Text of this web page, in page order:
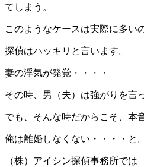
てしまう。
このようなケースは実際に多い
探偵はハッキリと言います。
妻の浮気が発覚・・・・
その時、男（夫）は強がりを言
でも、そんな時だからこそ、本
俺は離婚しなくない・・・・と。
（株）アイシン探偵事務所では